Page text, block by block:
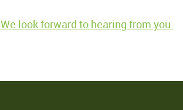
We look forward to hearing from you.